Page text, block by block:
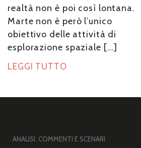
realtà non è poi così lontana.
Marte non è però l’unico
obiettivo delle attività di
esplorazione spaziale […]
LEGGI TUTTO
ANALISI, COMMENTI E SCENARI